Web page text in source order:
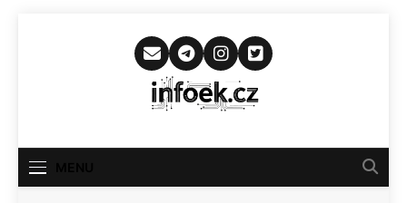
Infoek.cz
Novinkám